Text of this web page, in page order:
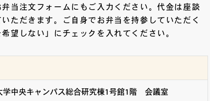
当注文フォームにもご入力ください。代金は座談
ただきます。ご自身でお弁当を持参していただく
望しない」にチェックを入れてください。
中央キャンパス総合研究棟1号館1階 会議室